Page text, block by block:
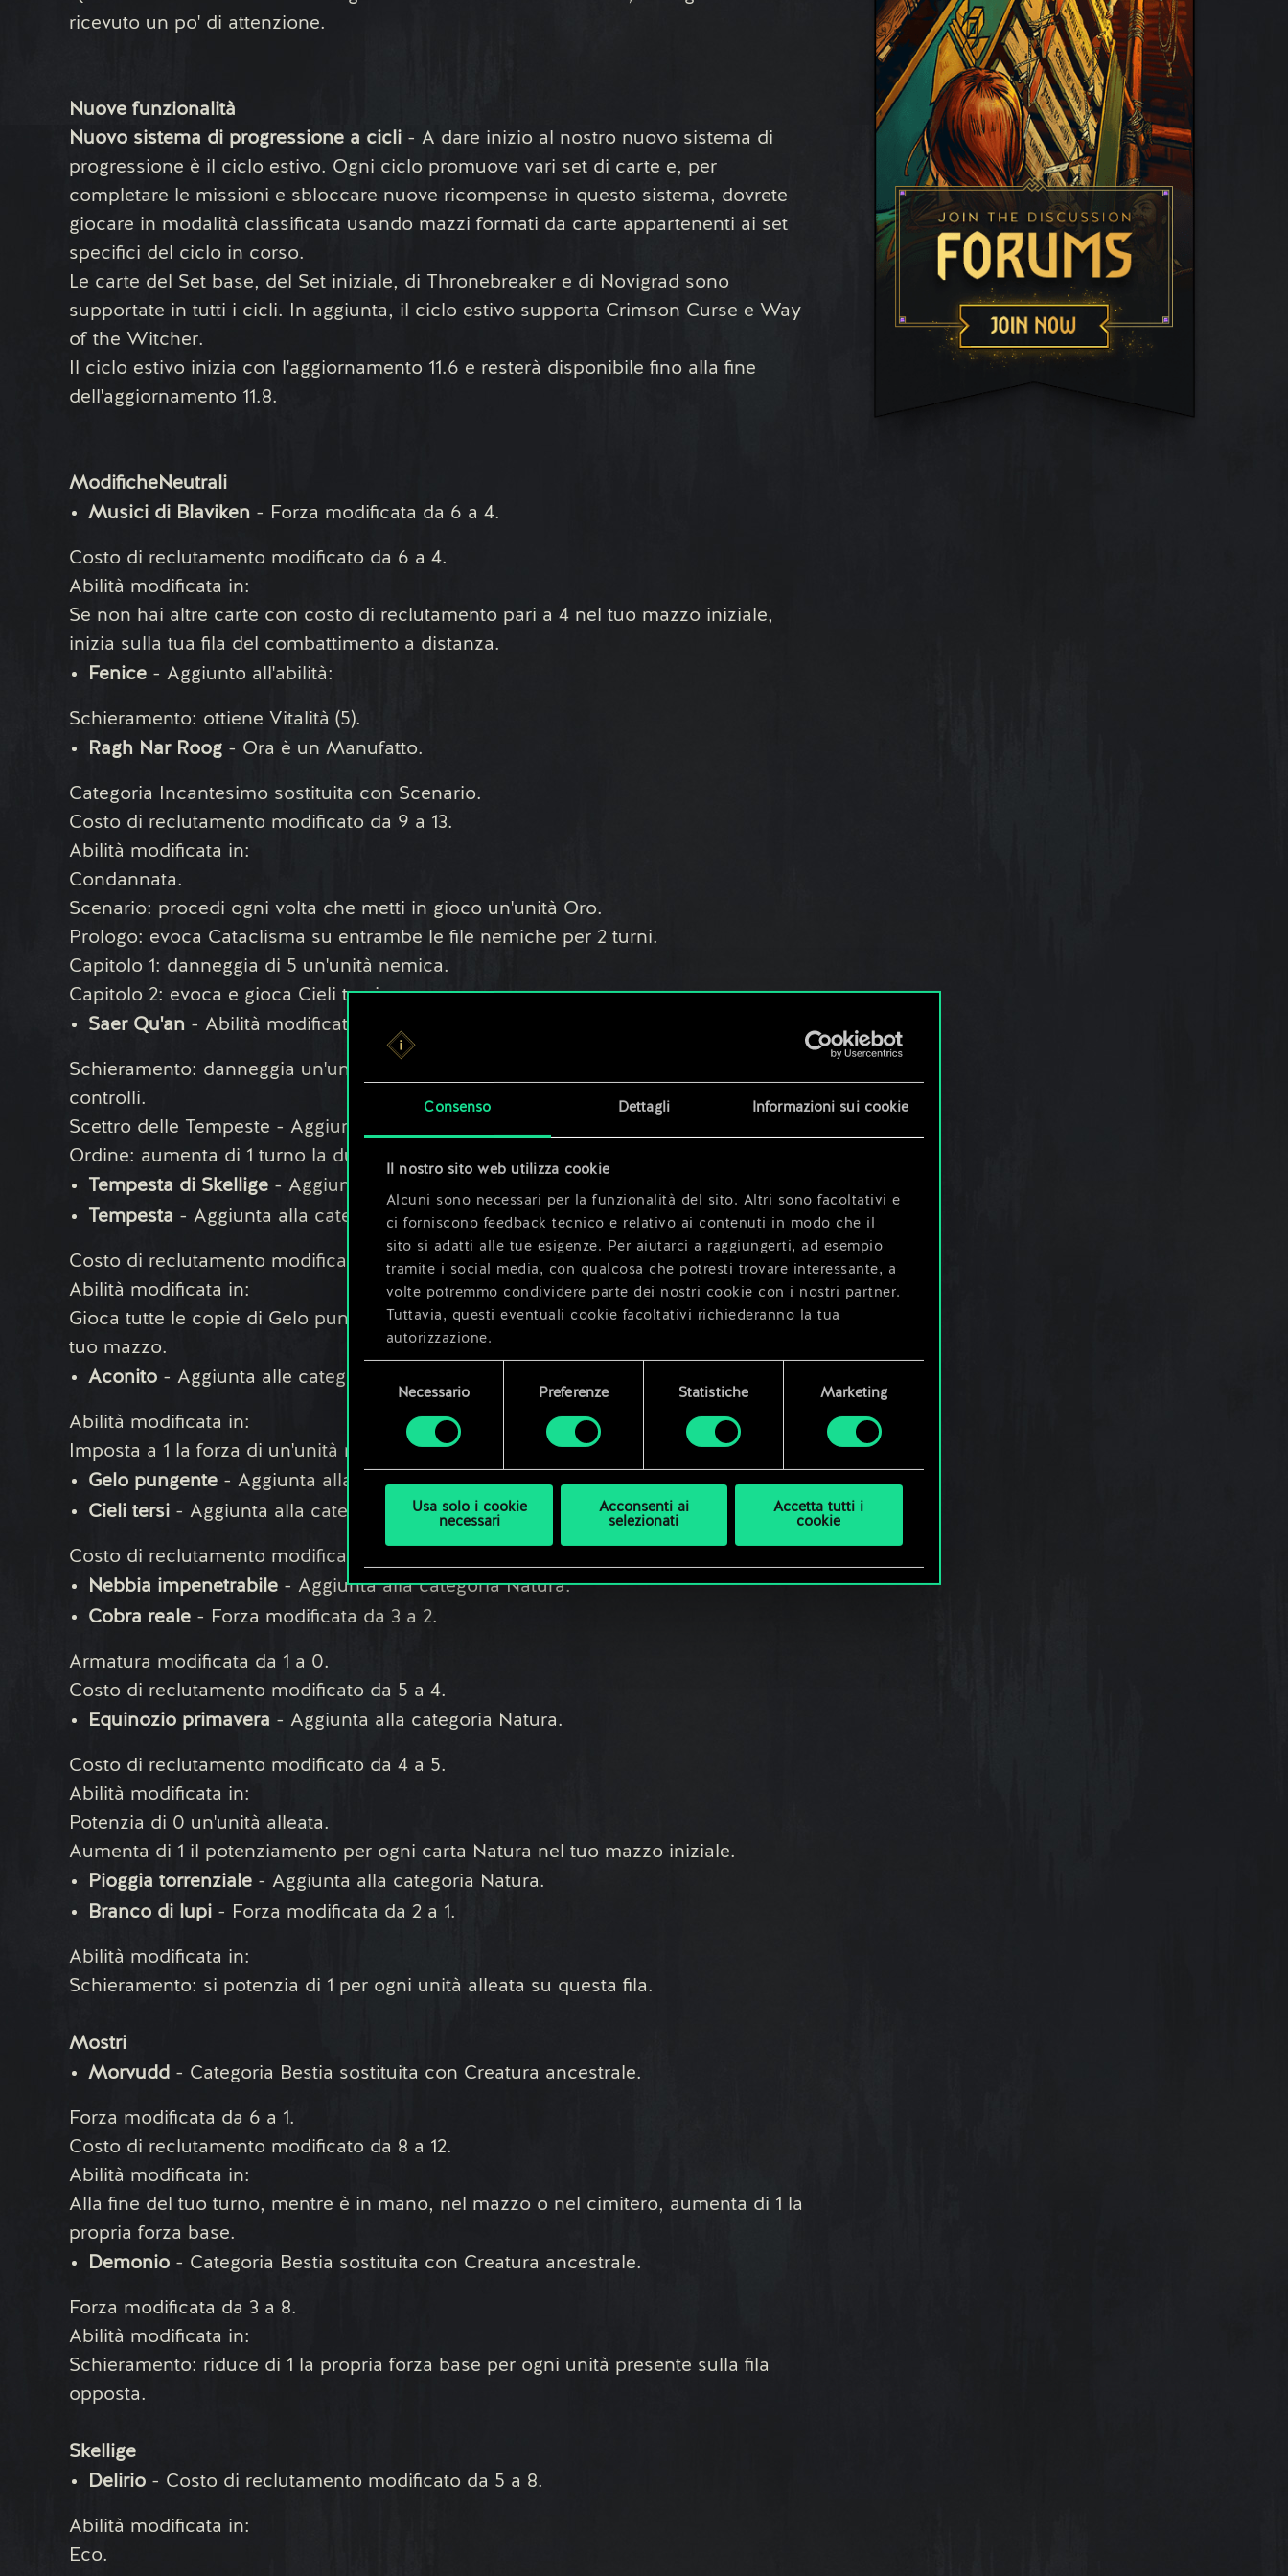
Consenso Dettagli Informazioni sui cookie
Il nostro sito web utilizza cookie
Alcuni sono necessari per la funzionalità del sito. Altri sono facoltativi e
ci forniscono feedback tecnico e relativo ai contenuti in modo che il
sito si adatti alle tue esigenze. Per aiutarci a raggiungerti, ad esempio
tramite i social media, con qualcosa che potresti trovare interessante, a
volte potremmo condividere parte dei nostri cookie con i nostri partner.
Tuttavia, questi eventuali cookie facoltativi richiederanno la tua
autorizzazione.
Tutti i dettagli su come utilizziamo i cookie e su come impostare le tue
consenso
Necessario Preferenze Statistiche Marketing
Usa solo i cookie
necessari
Acconsenti ai
selezionati
Accetta tutti i
cookie
ricevuto un po' di attenzione.
Nuove funzionalità
Nuovo sistema di progressione a cicli - A dare inizio al nostro nuovo sistema di
progressione è il ciclo estivo. Ogni ciclo promuove vari set di carte e, per
completare le missioni e sbloccare nuove ricompense in questo sistema, dovrete
giocare in modalità classificata usando mazzi formati da carte appartenenti ai set
specifici del ciclo in corso.
Le carte del Set base, del Set iniziale, di Thronebreaker e di Novigrad sono
supportate in tutti i cicli. In aggiunta, il ciclo estivo supporta Crimson Curse e Way
of the Witcher.
Il ciclo estivo inizia con l'aggiornamento 11.6 e resterà disponibile fino alla fine
dell'aggiornamento 11.8.
ModificheNeutrali
Musici di Blaviken - Forza modificata da 6 a 4.
Costo di reclutamento modificato da 6 a 4.
Abilità modificata in:
Se non hai altre carte con costo di reclutamento pari a 4 nel tuo mazzo iniziale,
inizia sulla tua fila del combattimento a distanza.
Fenice - Aggiunto all'abilità:
Schieramento: ottiene Vitalità (5).
Ragh Nar Roog - Ora è un Manufatto.
Categoria Incantesimo sostituita con Scenario.
Costo di reclutamento modificato da 9 a 13.
Abilità modificata in:
Condannata.
Scenario: procedi ogni volta che metti in gioco un'unità Oro.
Prologo: evoca Cataclisma su entrambe le file nemiche per 2 turni.
Capitolo 1: danneggia di 5 un'unità nemica.
Capitolo 2: evoca e gioca Cieli tersi.
Saer Qu'an - Abilità modificata in:
Schieramento: danneggia un'unità nemica di un valore pari al numero di unità che
controlli.
Scettro delle Tempeste - Aggiunto all'abilità:
Ordine: aumenta di 1 turno la durata dell'effetto su una fila nemica.
Tempesta di Skellige - Aggiunta alla categoria Natura.
Tempesta - Aggiunta alla categoria Natura.
Costo di reclutamento modificato da 5 a 6.
Abilità modificata in:
Gioca tutte le copie di Gelo pungente, Nebbia impenetrabile o Pioggia torrenziale del
tuo mazzo.
Aconito - Aggiunta alle categorie Organismo e Alchimia.
Abilità modificata in:
Imposta a 1 la forza di un'unità nemica.
Gelo pungente - Aggiunta alla categoria Natura.
Cieli tersi - Aggiunta alla categoria Natura.
Costo di reclutamento modificato da 5 a 4.
Nebbia impenetrabile - Aggiunta alla categoria Natura.
Cobra reale - Forza modificata da 3 a 2.
Armatura modificata da 1 a 0.
Costo di reclutamento modificato da 5 a 4.
Equinozio primavera - Aggiunta alla categoria Natura.
Costo di reclutamento modificato da 4 a 5.
Abilità modificata in:
Potenzia di 0 un'unità alleata.
Aumenta di 1 il potenziamento per ogni carta Natura nel tuo mazzo iniziale.
Pioggia torrenziale - Aggiunta alla categoria Natura.
Branco di lupi - Forza modificata da 2 a 1.
Abilità modificata in:
Schieramento: si potenzia di 1 per ogni unità alleata su questa fila.
Mostri
Morvudd - Categoria Bestia sostituita con Creatura ancestrale.
Forza modificata da 6 a 1.
Costo di reclutamento modificato da 8 a 12.
Abilità modificata in:
Alla fine del tuo turno, mentre è in mano, nel mazzo o nel cimitero, aumenta di 1 la
propria forza base.
Demonio - Categoria Bestia sostituita con Creatura ancestrale.
Forza modificata da 3 a 8.
Abilità modificata in:
Schieramento: riduce di 1 la propria forza base per ogni unità presente sulla fila
opposta.
Skellige
Delirio - Costo di reclutamento modificato da 5 a 8.
Abilità modificata in:
Eco.